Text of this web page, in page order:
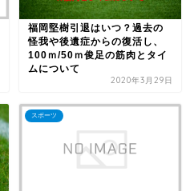
福岡堅樹引退はいつ？過去の
怪我や後遺症からの復活し、
100ｍ/50ｍ俊足の筋肉とタイ
ムについて
2020年3月29日
スポーツ